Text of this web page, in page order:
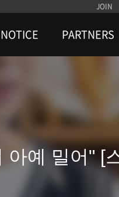
JOIN
NOTICE PARTNERS
아예 밀어" [